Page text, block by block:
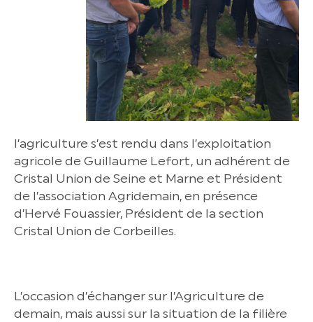
l’agriculture s’est rendu dans l’exploitation
agricole de Guillaume Lefort, un adhérent de
Cristal Union de Seine et Marne et Président
de l’association Agridemain, en présence
d’Hervé Fouassier, Président de la section
Cristal Union de Corbeilles.
L’occasion d’échanger sur l’Agriculture de
demain, mais aussi sur la situation de la filière